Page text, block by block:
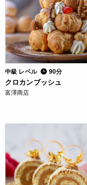
中級 レベル 90分
クロカンブッシュ
富澤商店